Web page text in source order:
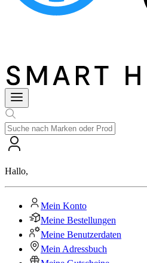
Hallo,
Mein Konto
Meine Bestellungen
Meine Benutzerdaten
Mein Adressbuch